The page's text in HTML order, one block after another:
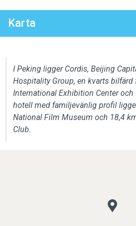
Karta
I Peking ligger Cordis, Beijing
Hospitality Group, en kvarts bilfärd
International Exhibition Center
hotell med familjevänlig profil
National Film Museum och 18,4
Club.